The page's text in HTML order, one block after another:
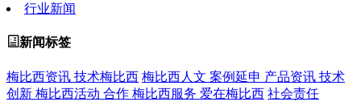
行业新闻
新闻标签
梅比西资讯 技术梅比西 梅比西人文 案例延申 产品资讯 技术
创新 梅比西活动 合作 梅比西服务 爱在梅比西 社会责任